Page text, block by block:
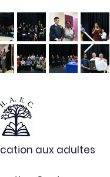
aux adultes